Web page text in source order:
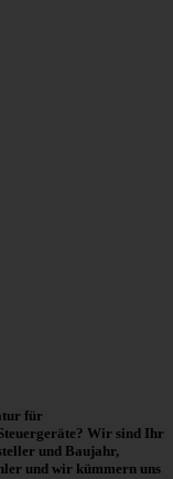
für
Wir sind Ihr
und Baujahr,
und wir kümmern uns